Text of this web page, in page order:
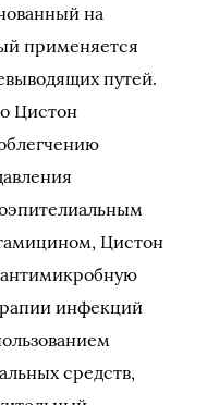
на
применяется
путей.
Цистон
Цистон
инфекций
средств,